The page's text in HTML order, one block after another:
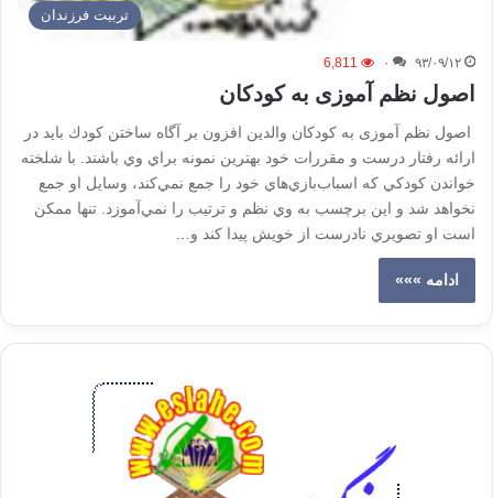
تربیت فرزندان
۹۳/۰۹/۱۲ ۰ 6,811
اصول نظم آموزی به کودکان
اصول نظم آموزی به کودکان والدين افزون بر آگاه ساختن كودك بايد در
ارائه رفتار درست و مقررات خود بهترين نمونه براي وي باشند. با شلخته‌
خواندن كودكي كه اسباب‌بازي‌هاي خود را جمع نمي‌كند، وسايل او جمع
نخواهد شد و اين برچسب به وي نظم و ترتيب را نمي‌آموزد. تنها ممكن
است او تصويري نادرست از خويش پيدا كند و…
ادامه »»»